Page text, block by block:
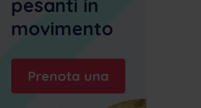
pesanti in
movimento
Prenota una